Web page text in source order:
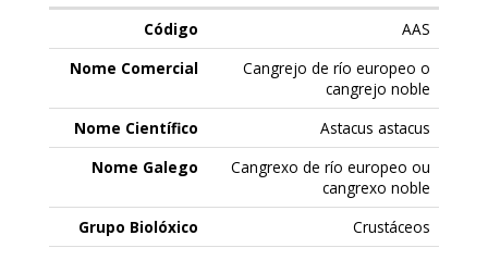
AAS
Cangrejo de río europeo o
cangrejo noble
Astacus astacus
Cangrexo de río europeo ou
cangrexo noble
Crustáceos